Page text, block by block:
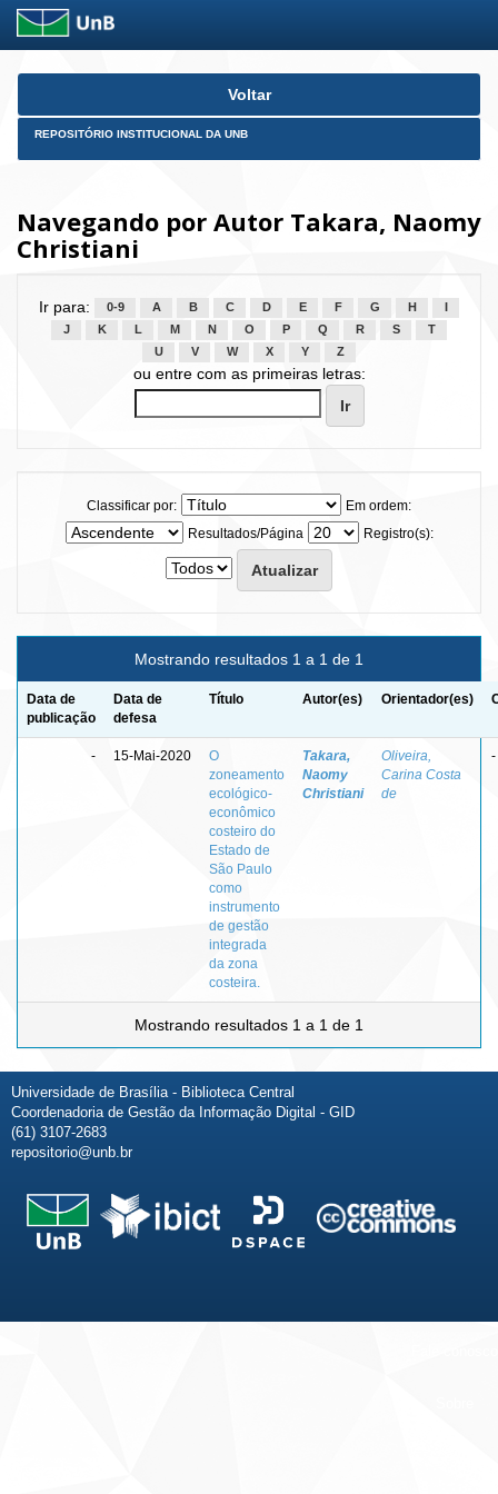
Skip
Voltar
REPOSITÓRIO INSTITUCIONAL DA UNB
Navegando por Autor Takara, Naomy
Christiani
Ir para: 0-9 A B C D E F G H
J
K L M N O P Q R S
T
U
V W X Y Z
ou entre com as primeiras letras:
Classificar por:
Em ordem:
Resultados/Página
Registro(s):
Mostrando resultados 1 a 1 de 1
Data de
publicação
Data de
defesa
Título Autor(es) Orientador(es)
- 15-Mai-2020
O
zoneamento
ecológico-
econômico
costeiro do
Estado de
São Paulo
como
instrumento
de gestão
integrada
da zona
costeira.
Takara,
Naomy
Christiani
Oliveira,
Carina Costa
de
-
Mostrando resultados 1 a 1 de 1
Universidade de Brasília - Biblioteca Central
Coordenadoria de Gestão da Informação Digital - GID
(61) 3107-2683
repositorio@unb.br